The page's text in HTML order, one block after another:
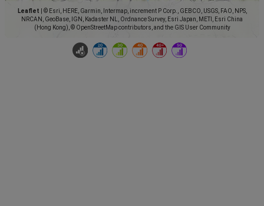
Leaflet
© Esri, HERE, Garmin, Intermap, increment P Corp., GEBCO, USGS, FAO, NPS,
NRCAN, GeoBase, IGN, Kadaster NL, Ordnance Survey, Esri Japan, METI, Esri China
(Hong Kong), © OpenStreetMap contributors, and the GIS User Community